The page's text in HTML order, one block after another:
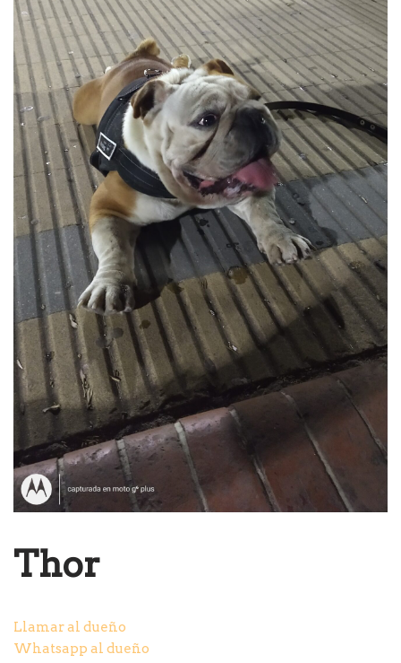
Thor
Llamar al dueño
Whatsapp al dueño